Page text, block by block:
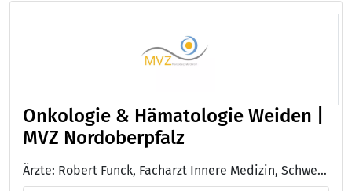
Onkologie & Hämatologie Weiden |
MVZ Nordoberpfalz
Ärzte: Robert Funck, Facharzt Innere Medizin, Schwerpunkt Hämatologie, internistische Onkologie, Zusatzbezeichnung: Palliativmedizin - Dr. med. Thomas Schichtl, Facharzt Innere Medizin, Schwerpunkt Hämatologie, internistische Onkologie, Zusatzbezeichnung: Palliativmedizin, Notfallmedizin, Somnologie